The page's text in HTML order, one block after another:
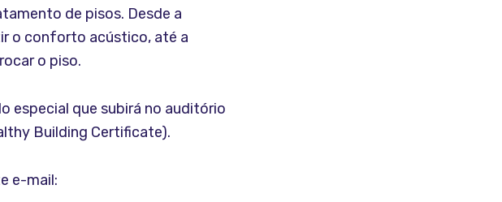
de pisos. Desde a
o conforto acústico, até a
o piso.
especial que subirá no auditório
Building Certificate).
e-mail: